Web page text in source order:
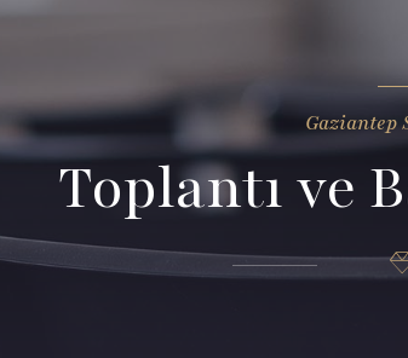
Gaziantep
Toplantı ve